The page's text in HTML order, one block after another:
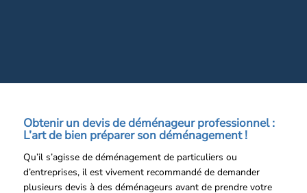
Obtenir un devis de déménageur professionnel :
L’art de bien préparer son déménagement !
Qu’il s’agisse de déménagement de particuliers ou
d’entreprises, il est vivement recommandé de demander
plusieurs devis à des déménageurs avant de prendre votre